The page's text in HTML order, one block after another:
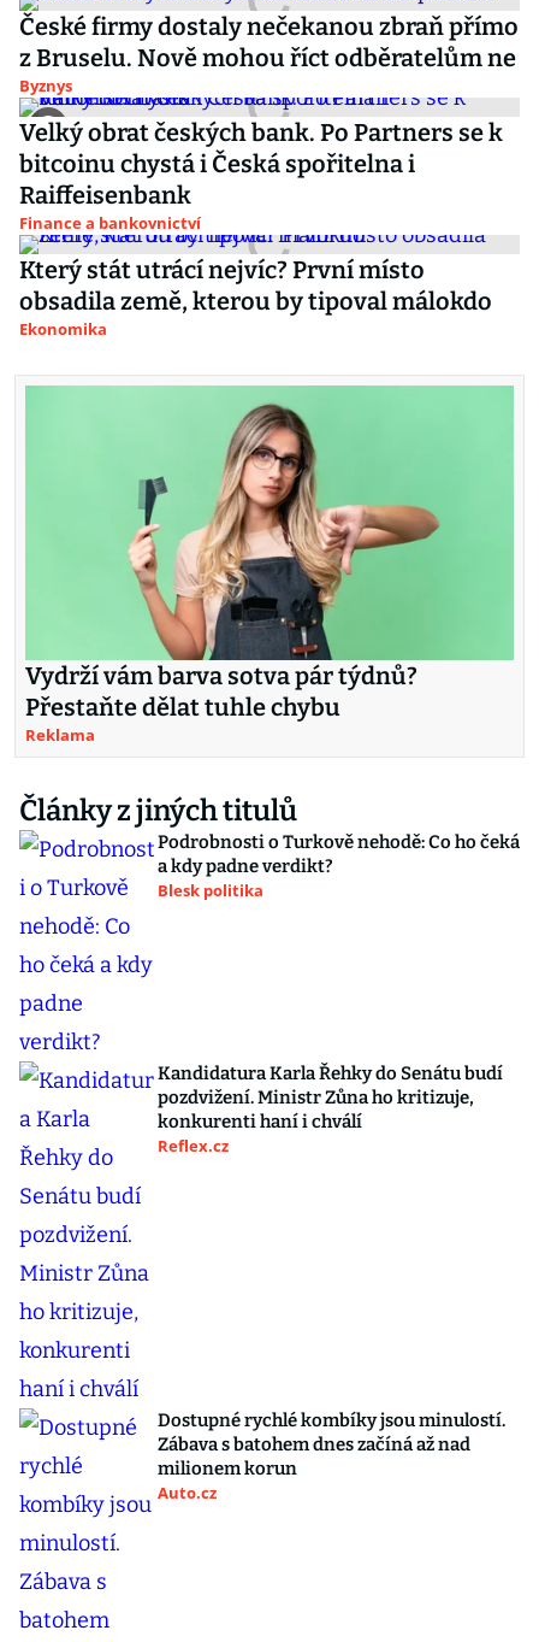
České firmy dostaly nečekanou zbraň přímo
z Bruselu. Nově mohou říct odběratelům ne
Byznys
Velký obrat českých bank. Po Partners se k
bitcoinu chystá i Česká spořitelna i
Raiffeisenbank
Finance a bankovnictví
Který stát utrácí nejvíc? První místo
obsadila země, kterou by tipoval málokdo
Ekonomika
Vydrží vám barva sotva pár týdnů?
Přestaňte dělat tuhle chybu
Reklama
Články z jiných titulů
Podrobnosti o Turkově nehodě: Co ho čeká
a kdy padne verdikt?
Blesk politika
Kandidatura Karla Řehky do Senátu budí
pozdvižení. Ministr Zůna ho kritizuje,
konkurenti haní i chválí
Reflex.cz
Dostupné rychlé kombíky jsou minulostí.
Zábava s batohem dnes začíná až nad
milionem korun
Auto.cz